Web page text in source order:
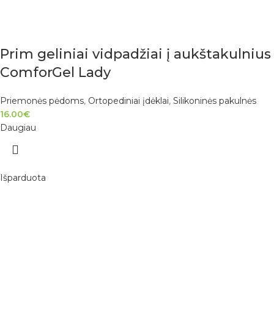
Prim geliniai vidpadžiai į aukštakulnius
ComforGel Lady
Priemonės pėdoms, Ortopediniai įdėklai, Silikoninės pakulnės
16.00€
Daugiau
Išparduota